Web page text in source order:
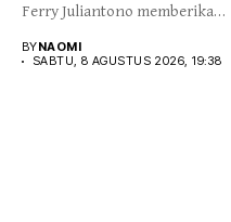
Ferry Juliantono memberikan
BYNAOMI
SABTU, 8 AGUSTUS 2026, 19:38